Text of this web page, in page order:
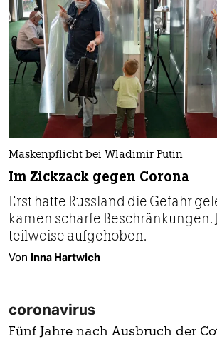
Maskenpflicht bei Wladimir Putin
Im Zickzack gegen Corona
Erst hatte Russland die Gefahr
kamen scharfe Beschränkungen.
teilweise aufgehoben.
Von Inna Hartwich
coronavirus
Fünf Jahre nach Ausbruch der